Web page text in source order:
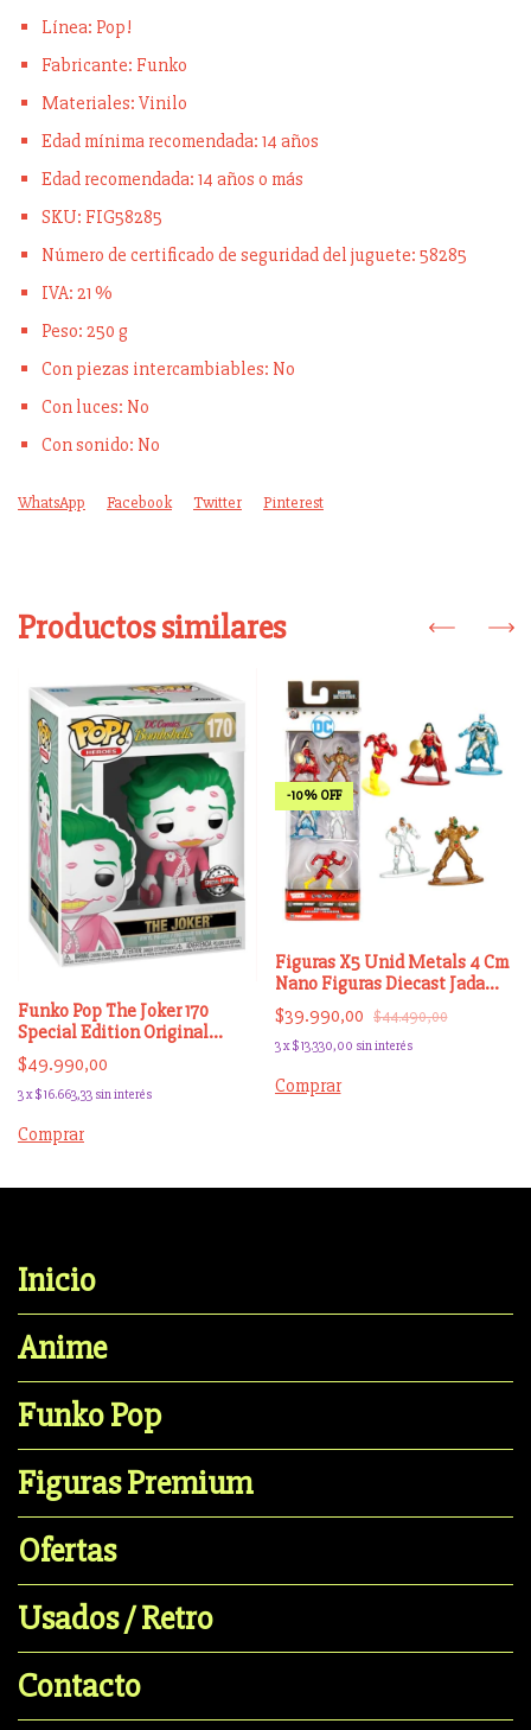
Línea: Pop!
Fabricante: Funko
Materiales: Vinilo
Edad mínima recomendada: 14 años
Edad recomendada: 14 años o más
SKU: FIG58285
Número de certificado de seguridad del juguete: 58285
IVA: 21 %
Peso: 250 g
Con piezas intercambiables: No
Con luces: No
Con sonido: No
WhatsApp Facebook Twitter Pinterest
Productos similares
Funko Pop The Joker 170
Special Edition Original
Scarletkids
$49.990,00
3x$16.663,33 sin interés
-10% OFF
Figuras X5 Unid Metals 4 Cm
Nano Figuras Diecast Jada
Metal
$39.990,00 $44.490,00
3x$13.330,00 sin interés
Comprar
Inicio
Anime
Funko Pop
Figuras Premium
Ofertas
Usados / Retro
Contacto